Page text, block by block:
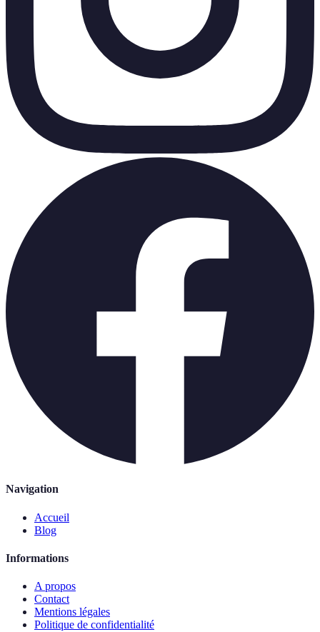
Navigation
Accueil
Blog
Informations
A propos
Contact
Mentions légales
Politique de confidentialité